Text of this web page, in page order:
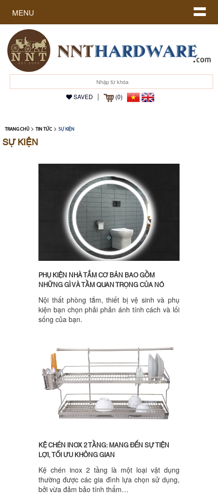
SAVED | (0)
MENU
TRANG CHỦ> TIN TỨC > SỰ KIỆN
SỰ KIỆN
PHỤ KIỆN NHÀ TẮM CƠ BẢN BAO GỒM
NHỮNG GÌ VÀ TẦM QUAN TRỌNG CỦA NÓ
Nội thất phòng tắm, thiết bị vệ sinh và phụ
kiện bạn chọn phải phản ánh tính cách và lối
sống của bạn.
KỆ CHÉN INOX 2 TẦNG: MANG ĐẾN SỰ TIỆN
LỢI, TỐI ƯU KHÔNG GIAN
Kệ chén inox 2 tầng là một loại vật dụng
thường được các gia đình lựa chọn sử dụng,
bởi vừa đảm bảo tính thẩm…